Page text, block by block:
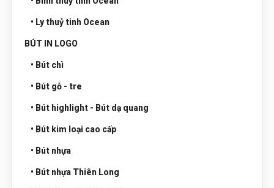
• Ly thuỷ tinh Ocean
BÚT IN LOGO
• Bút chì
• Bút gỗ - tre
• Bút highlight - Bút dạ quang
• Bút kim loại cao cấp
• Bút nhựa
• Bút nhựa Thiên Long